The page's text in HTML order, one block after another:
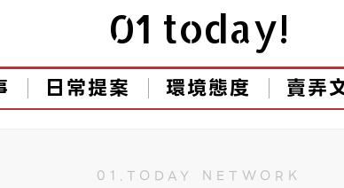
01 today!
日常提案 環境態度 賣弄
01.TODAY NETWORK